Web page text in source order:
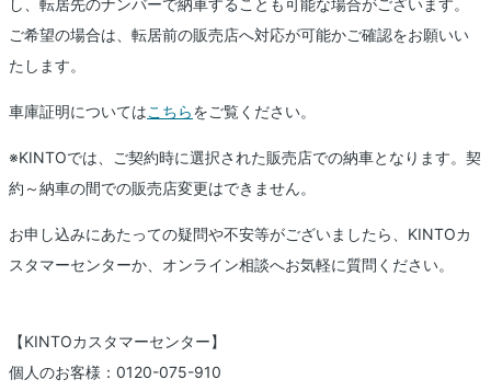
ご希望の場合は、転居前の販売店へ対応が可能かご確認をお願いい
たします。
車庫証明についてはこちらをご覧ください。
※KINTOでは、ご契約時に選択された販売店での納車となります。契
約～納車の間での販売店変更はできません。
お申し込みにあたっての疑問や不安等がございましたら、KINTOカ
スタマーセンターか、オンライン相談へお気軽に質問ください。
【KINTOカスタマーセンター】
個人のお客様：0120-075-910